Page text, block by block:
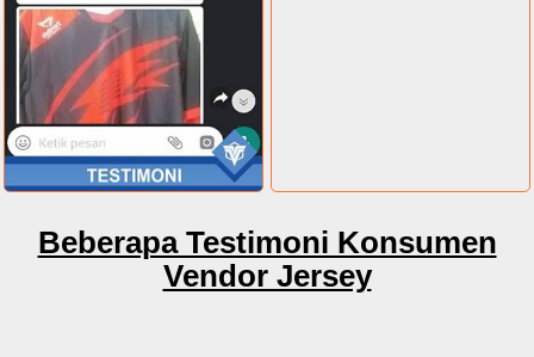
Beberapa Testimoni Konsumen
Vendor Jersey